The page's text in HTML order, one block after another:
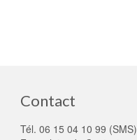
Contact
Tél. 06 15 04 10 99 (SMS)